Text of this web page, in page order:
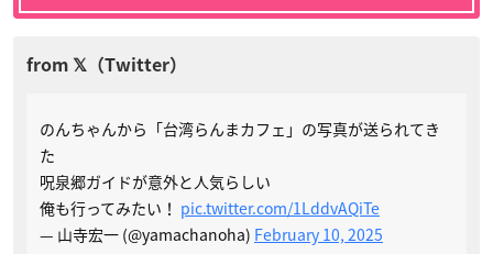
のんちゃんから「台湾らんまカフェ」の写真が送られてき
た
呪泉郷ガイドが意外と人気らしい
俺も行ってみたい！ pic.twitter.com/1LddvAQiTe
— 山寺宏一 (@yamachanoha) February 10, 2025